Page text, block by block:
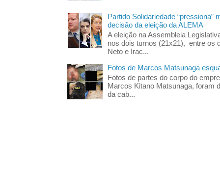
Partido Solidariedade “pressiona”
decisão da eleição da ALEMA
A eleição na Assembleia
nos dois turnos (21x21), entre os
Neto e Irac...
Fotos de Marcos Matsunaga
Fotos de partes do corpo do
Marcos Kitano Matsunaga, foram
da cab...